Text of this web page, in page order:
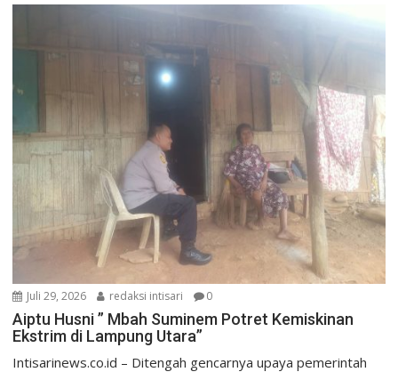
Juli 29, 2026 redaksi intisari 0
Aiptu Husni ” Mbah Suminem Potret Kemiskinan
Ekstrim di Lampung Utara”
Intisarinews.co.id – Ditengah gencarnya upaya pemerintah